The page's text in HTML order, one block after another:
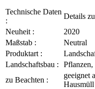
Technische Daten
:
Details
Neuheit :
2020
Maßstab :
Neutral
Produktart :
Landschaftsbau :
Pflanzen,
zu Beachten :
geeignet
Hausmüll